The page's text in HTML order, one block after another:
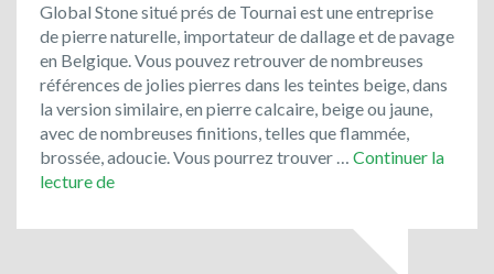
ont
toujours
la
cote
!
Global Stone situé prés de Tournai est une entreprise
de pierre naturelle, importateur de dallage et de pavage
en Belgique. Vous pouvez retrouver de nombreuses
références de jolies pierres dans les teintes beige, dans
la version similaire, en pierre calcaire, beige ou jaune,
avec de nombreuses finitions, telles que flammée,
brossée, adoucie. Vous pourrez trouver … Continuer la
lecture deBienvenue
Global